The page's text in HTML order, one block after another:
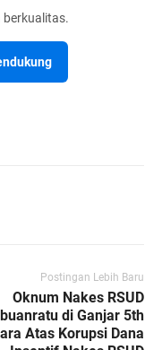
berkualitas.
Postingan Lebih Baru
Oknum Nakes RSUD
di Ganjar 5th
Atas Korupsi Dana